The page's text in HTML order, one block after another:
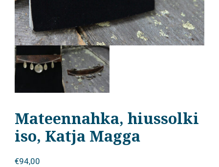
Mateennahka, hiussolki
iso, Katja Magga
€94,00